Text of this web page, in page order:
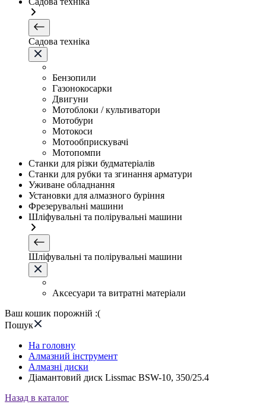
Садова техніка
Бензопили
Газонокосарки
Двигуни
Мотоблоки / культиватори
Мотобури
Мотокоси
Мотообприскувачі
Мотопомпи
Станки для різки будматеріалів
Станки для рубки та згинання арматури
Уживане обладнання
Установки для алмазного буріння
Фрезерувальні машини
Шліфувальні та полірувальні машини
Шліфувальні та полірувальні машини
Аксесуари та витратні матеріали
Ваш кошик порожній :(
Пошук
На головну
Алмазний інструмент
Алмазні диски
Діамантовий диск Lissmac BSW-10, 350/25.4
Назад в каталог